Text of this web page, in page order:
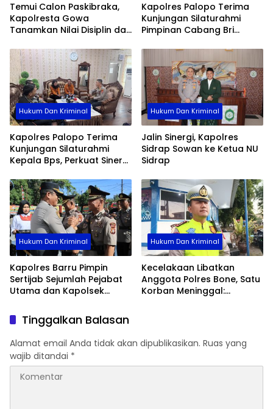
Temui Calon Paskibraka,
Kapolresta Gowa
Tanamkan Nilai Disiplin dan
Kapolres Palopo Terima
Kunjungan Silaturahmi
Pimpinan Cabang Bri
Hukum Dan Kriminal
Kapolres Palopo Terima
Kunjungan Silaturahmi
Kepala Bps, Perkuat Sinergi
Hukum Dan Kriminal
Jalin Sinergi, Kapolres
Sidrap Sowan ke Ketua NU
Sidrap
Hukum Dan Kriminal
Kapolres Barru Pimpin
Sertijab Sejumlah Pejabat
Utama dan Kapolsek
Organisasi
Hukum Dan Kriminal
Kecelakaan Libatkan
Anggota Polres Bone, Satu
Korban Meninggal:
Tinggalkan Balasan
Alamat email Anda tidak akan dipublikasikan. Ruas yang
wajib ditandai *